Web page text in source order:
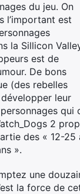
du jeu. On
l’important est
la Sillicon
est de
De bons
(des rebelles
leur
2
des « 12-
».
une
la force de